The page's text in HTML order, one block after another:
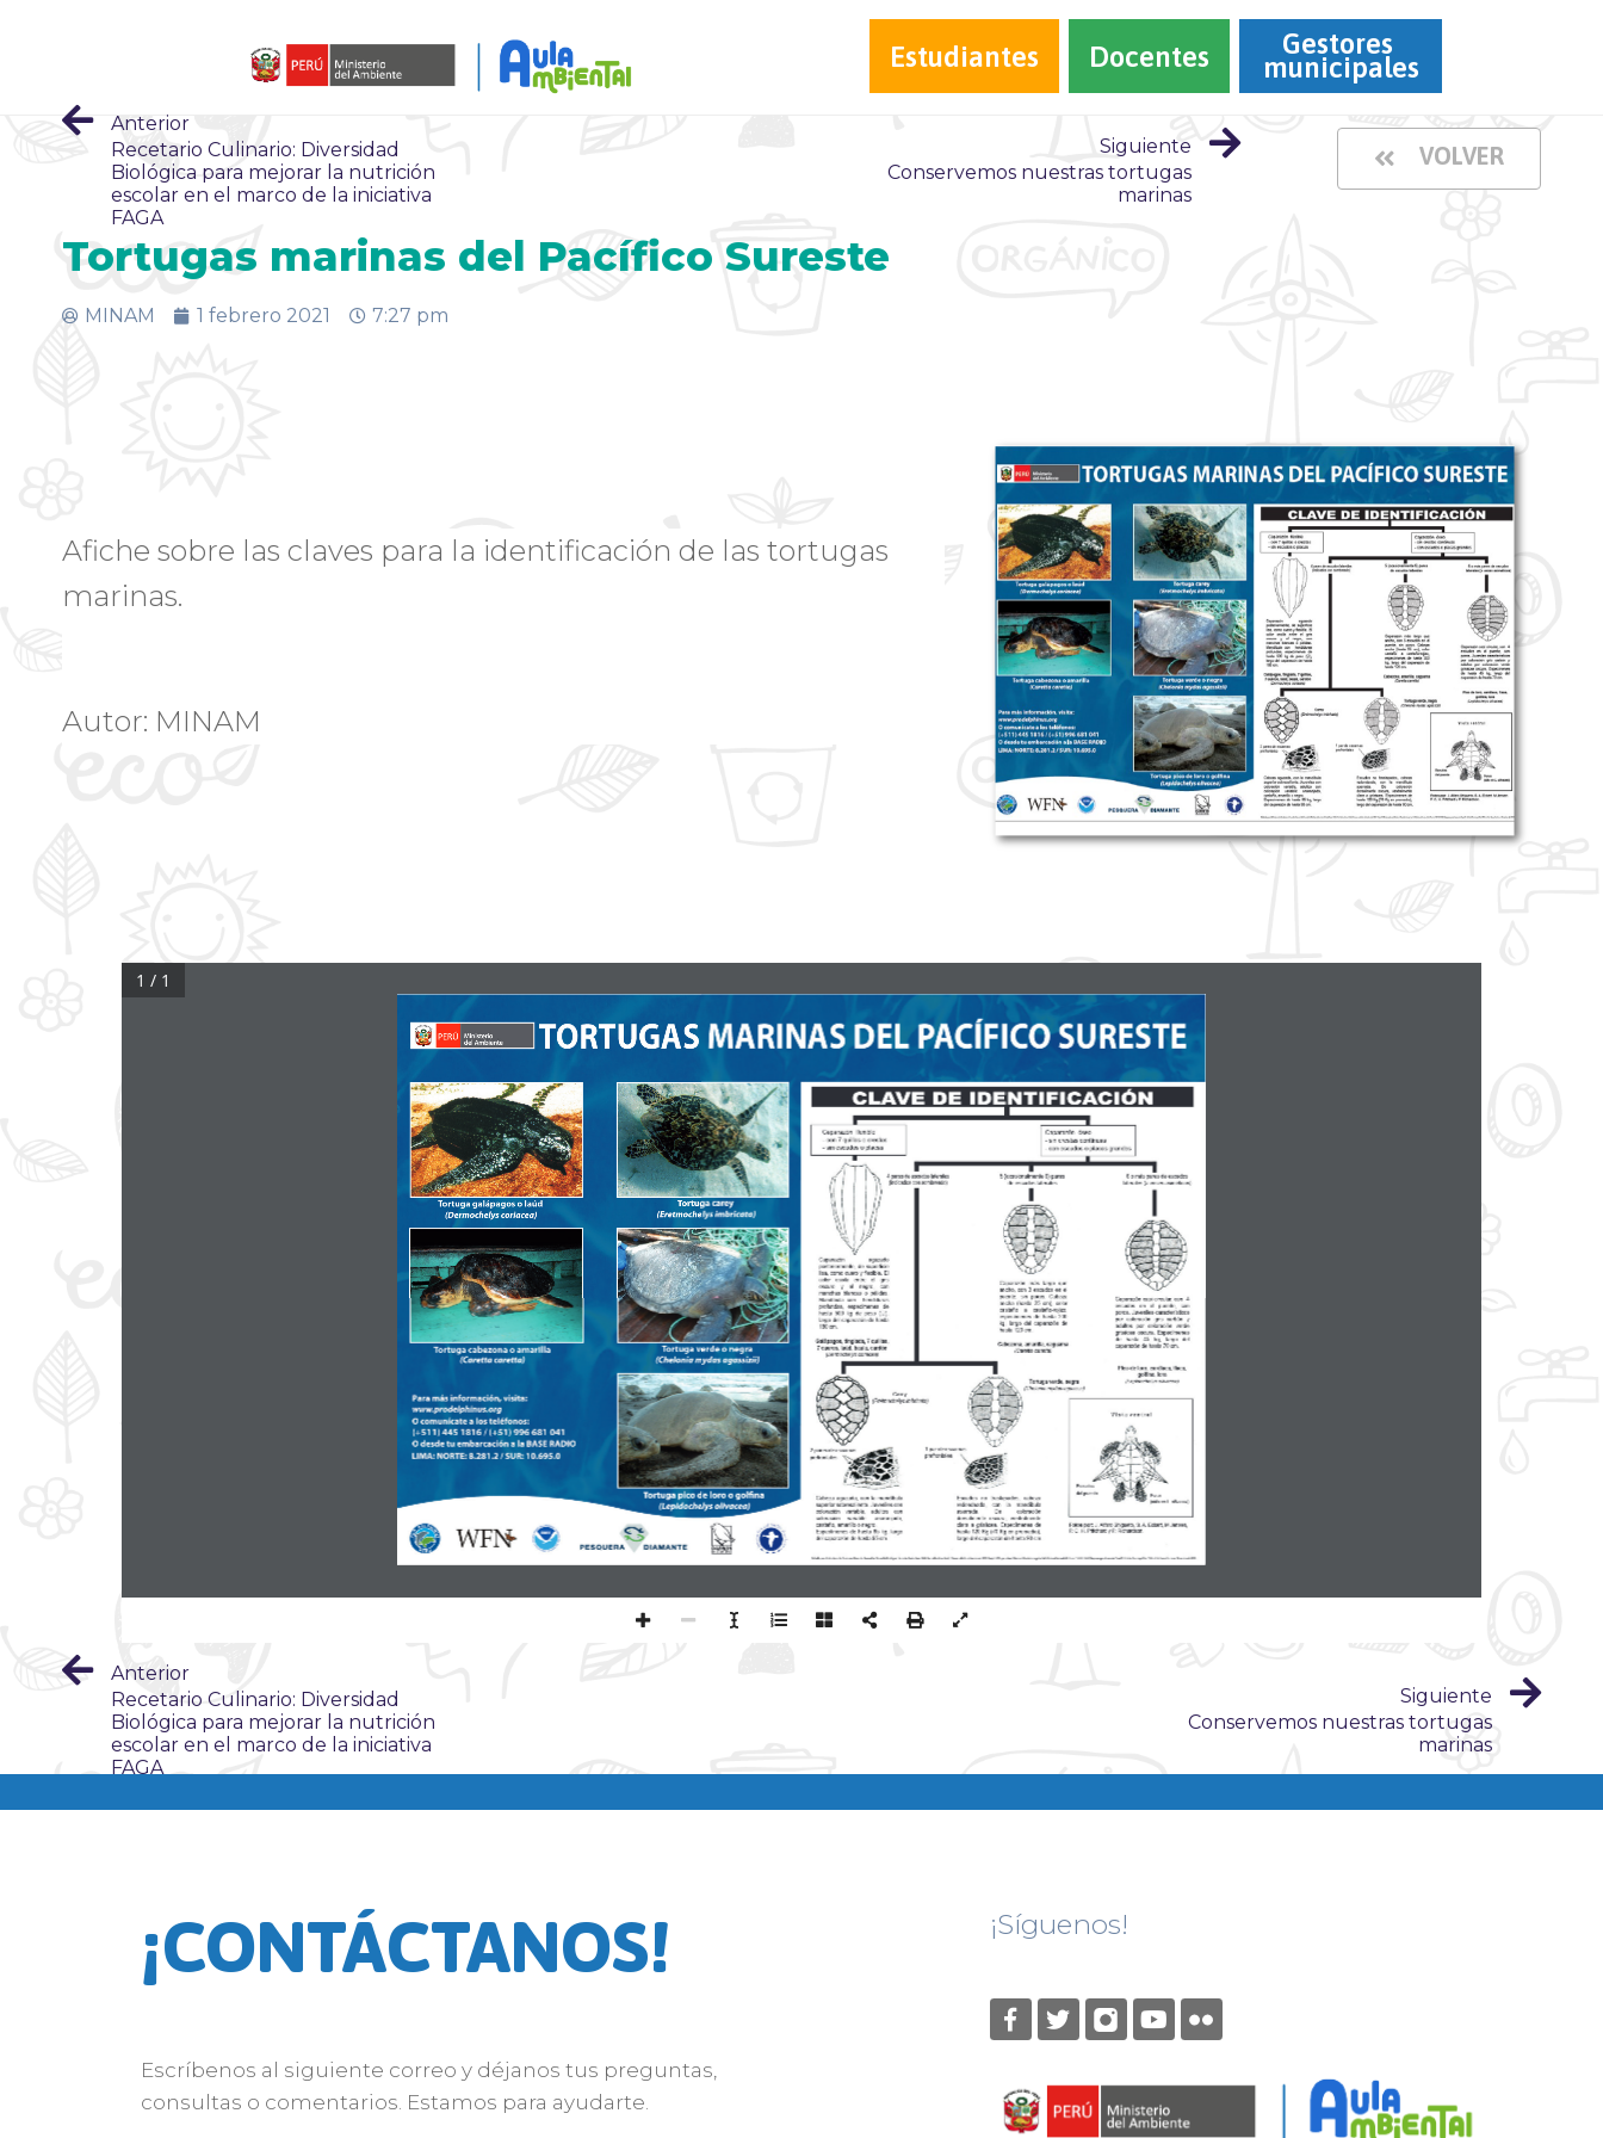
Estudiantes Docentes Gestores
municipales
Anterior
Recetario Culinario: Diversidad
Biológica para mejorar la nutrición
escolar en el marco de la iniciativa
FAGA
Siguiente
Conservemos nuestras tortugas
marinas
VOLVER
Tortugas marinas del Pacífico Sureste
MINAM 1 febrero 2021 7:27 pm
Afiche sobre las claves para la identificación de las tortugas
marinas.
Autor: MINAM
1 / 1
Anterior
Recetario Culinario: Diversidad
Biológica para mejorar la nutrición
escolar en el marco de la iniciativa
FAGA
Siguiente
Conservemos nuestras tortugas
marinas
¡CONTÁCTANOS!
Escríbenos al siguiente correo y déjanos tus preguntas,
consultas o comentarios. Estamos para ayudarte.
¡Síguenos!